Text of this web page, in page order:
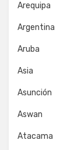
Arequipa
Argentina
Aruba
Asia
Asunción
Aswan
Atacama